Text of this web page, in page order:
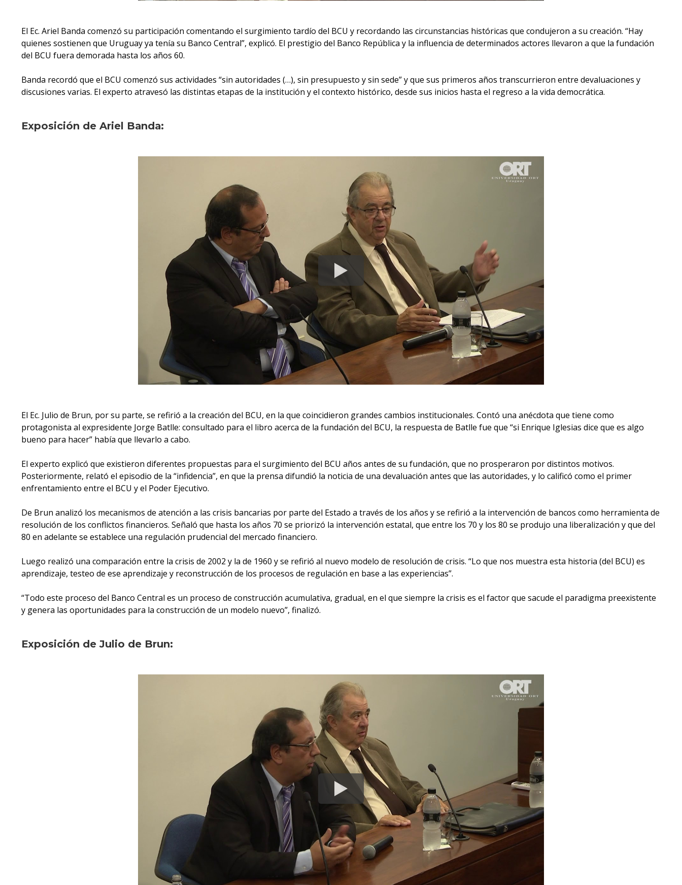
El Ec. Ariel Banda comenzó su participación comentando el surgimiento tardío del BCU y recordando las circunstancias históricas que condujeron a su creación. “Hay
quienes sostienen que Uruguay ya tenía su Banco Central”, explicó. El prestigio del Banco República y la influencia de determinados actores llevaron a que la fundación
del BCU fuera demorada hasta los años 60.
Banda recordó que el BCU comenzó sus actividades “sin autoridades (…), sin presupuesto y sin sede” y que sus primeros años transcurrieron entre devaluaciones y
discusiones varias. El experto atravesó las distintas etapas de la institución y el contexto histórico, desde sus inicios hasta el regreso a la vida democrática.
Exposición de Ariel Banda:
El Ec. Julio de Brun, por su parte, se refirió a la creación del BCU, en la que coincidieron grandes cambios institucionales. Contó una anécdota que tiene como
protagonista al expresidente Jorge Batlle: consultado para el libro acerca de la fundación del BCU, la respuesta de Batlle fue que “si Enrique Iglesias dice que es algo
bueno para hacer” había que llevarlo a cabo.
El experto explicó que existieron diferentes propuestas para el surgimiento del BCU años antes de su fundación, que no prosperaron por distintos motivos.
Posteriormente, relató el episodio de la “infidencia”, en que la prensa difundió la noticia de una devaluación antes que las autoridades, y lo calificó como el primer
enfrentamiento entre el BCU y el Poder Ejecutivo.
De Brun analizó los mecanismos de atención a las crisis bancarias por parte del Estado a través de los años y se refirió a la intervención de bancos como herramienta de
resolución de los conflictos financieros. Señaló que hasta los años 70 se priorizó la intervención estatal, que entre los 70 y los 80 se produjo una liberalización y que del
80 en adelante se establece una regulación prudencial del mercado financiero.
Luego realizó una comparación entre la crisis de 2002 y la de 1960 y se refirió al nuevo modelo de resolución de crisis. “Lo que nos muestra esta historia (del BCU) es
aprendizaje, testeo de ese aprendizaje y reconstrucción de los procesos de regulación en base a las experiencias”.
“Todo este proceso del Banco Central es un proceso de construcción acumulativa, gradual, en el que siempre la crisis es el factor que sacude el paradigma preexistente
y genera las oportunidades para la construcción de un modelo nuevo”, finalizó.
Exposición de Julio de Brun: